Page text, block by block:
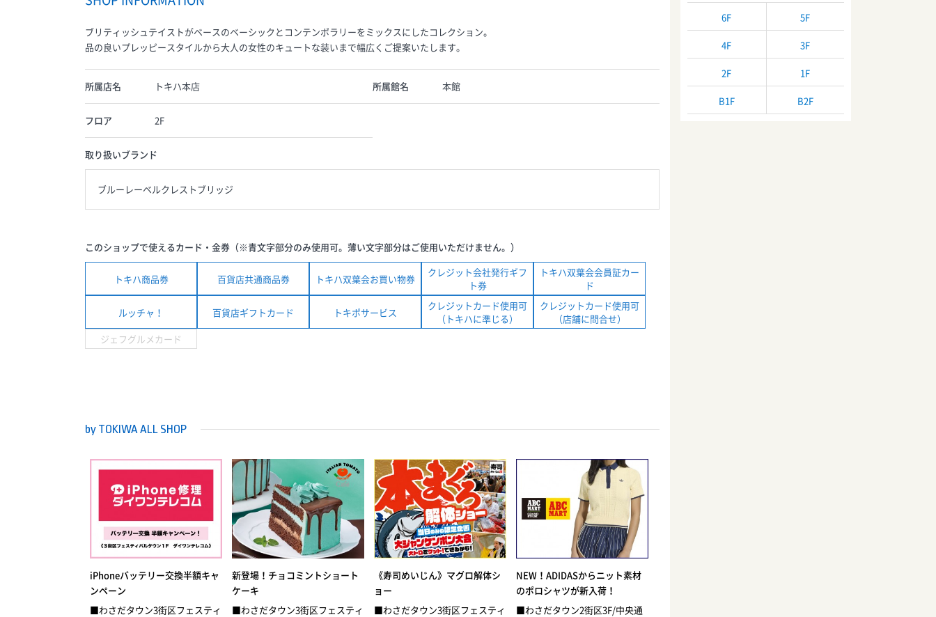
ブリティッシュテイストがベースのベーシックとコンテンポラリーをミックスにしたコレクション。
品の良いプレッピースタイルから大人の女性のキュートな装いまで幅広くご提案いたします。
所属店名 トキハ本店 所属館名 本館
フロア 2F
取り扱いブランド
ブルーレーベルクレストブリッジ
このショップで使えるカード・金券（※青文字部分のみ使用可。薄い文字部分はご使用いただけません。）
トキハ商品券 百貨店共通商品券 トキハ双葉会お買い物券
クレジット会社発行ギフ
ト券
トキハ双葉会会員証カー
ド
ルッチャ！ 百貨店ギフトカード トキポサービス
クレジットカード使用可
（トキハに準じる）
クレジットカード使用可
（店舗に問合せ）
ジェフグルメカード
by TOKIWA ALL SHOP
iPhoneバッテリー交換半額キャ
ンペーン
■わさだタウン3街区フェスティ
新登場！チョコミントショート
ケーキ
■わさだタウン3街区フェスティ
《寿司めいじん》マグロ解体シ
ョー
■わさだタウン3街区フェスティ
NEW！ADIDASからニット素材
のポロシャツが新入荷！
■わさだタウン2街区3F/中央通
6F 5F
4F 3F
2F 1F
B1F B2F